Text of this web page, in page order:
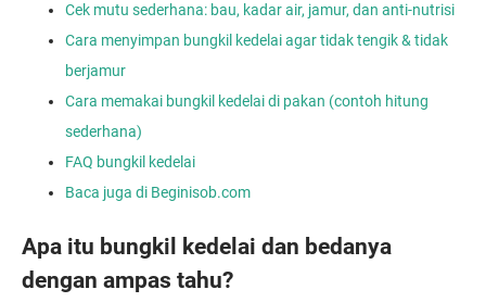
Cek mutu sederhana: bau, kadar air, jamur, dan anti-nutrisi
Cara menyimpan bungkil kedelai agar tidak tengik & tidak
berjamur
Cara memakai bungkil kedelai di pakan (contoh hitung
sederhana)
FAQ bungkil kedelai
Baca juga di Beginisob.com
Apa itu bungkil kedelai dan bedanya
dengan ampas tahu?